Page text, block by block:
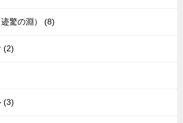
驚の淵） (8)
(2)
(3)